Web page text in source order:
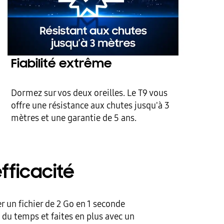
Fiabilité extrême
Dormez sur vos deux oreilles. Le T9 vous
offre une résistance aux chutes jusqu'à 3
mètres et une garantie de 5 ans.
fichier de 2 Go en 1 seconde
temps et faites en plus avec un